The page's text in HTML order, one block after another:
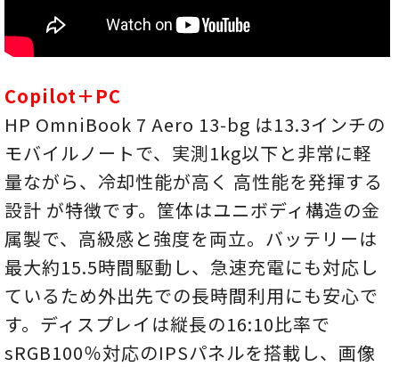
Copilot＋PC
HP OmniBook 7 Aero 13‑bg は13.3インチの
モバイルノートで、実測1kg以下と非常に軽
量ながら、冷却性能が高く 高性能を発揮する
設計 が特徴です。筐体はユニボディ構造の金
属製で、高級感と強度を両立。バッテリーは
最大約15.5時間駆動し、急速充電にも対応し
ているため外出先での長時間利用にも安心で
す。ディスプレイは縦長の16:10比率で
sRGB100％対応のIPSパネルを搭載し、画像